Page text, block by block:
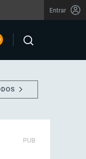
Entrar
PUB